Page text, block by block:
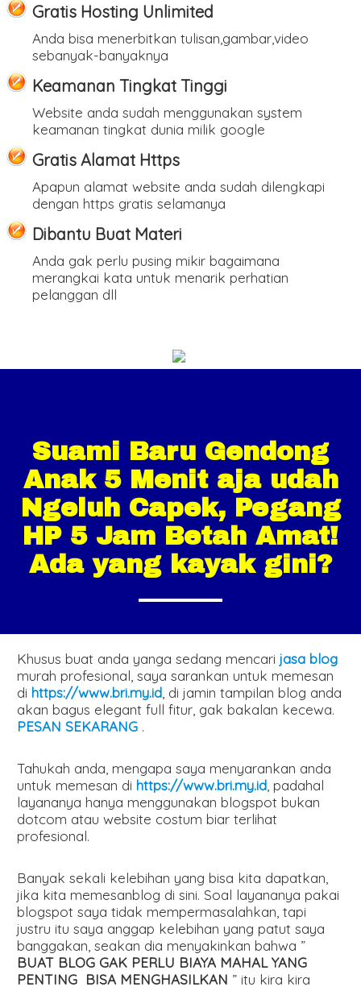
Gratis Hosting Unlimited
Anda bisa menerbitkan tulisan,gambar,video
sebanyak-banyaknya
Keamanan Tingkat Tinggi
Website anda sudah menggunakan system
keamanan tingkat dunia milik google
Gratis Alamat Https
Apapun alamat website anda sudah dilengkapi
dengan https gratis selamanya
Dibantu Buat Materi
Anda gak perlu pusing mikir bagaimana
merangkai kata untuk menarik perhatian
pelanggan dll
Suami Baru Gendong
Anak 5 Menit aja udah
Ngeluh Capek, Pegang
HP 5 Jam Betah Amat!
Ada yang kayak gini?
Khusus buat anda yanga sedang mencarijasa blog
murah profesional, saya sarankan untuk memesan
dihttps://www.bri.my.id , di jamin tampilan blog anda
akan bagus elegant full fitur, gak bakalan kecewa.
PESAN SEKARANG .
Tahukah anda, mengapa saya menyarankan anda
untuk memesan dihttps://www.bri.my.id , padahal
layananya hanya menggunakan blogspot bukan
dotcom atau website costum biar terlihat
profesional.
Banyak sekali kelebihan yang bisa kita dapatkan,
jika kita memesanblog di sini. Soal layananya pakai
blogspot saya tidak mempermasalahkan, tapi
justru itu saya anggap kelebihan yang patut saya
banggakan, seakan dia menyakinkan bahwa ”
BUAT BLOG GAK PERLU BIAYA MAHAL YANG
PENTING BISA MENGHASILKAN ” itu kira kira